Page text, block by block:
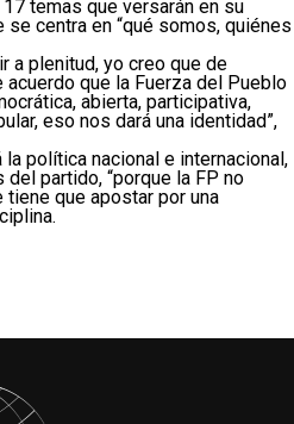
temas que versarán en su
centra en “qué somos, quiénes
a plenitud, yo creo que de
que la Fuerza del Pueblo
abierta, participativa,
eso nos dará una identidad”,
política nacional e internacional,
partido, “porque la FP no
tiene que apostar por una